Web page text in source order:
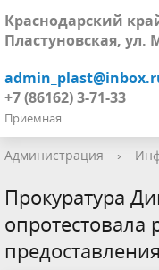
Краснодарский
Пластуновская, ул.
+7 (86162) 3-71-33
Приемная
Администрация ›
Прокуратура
опротестовала